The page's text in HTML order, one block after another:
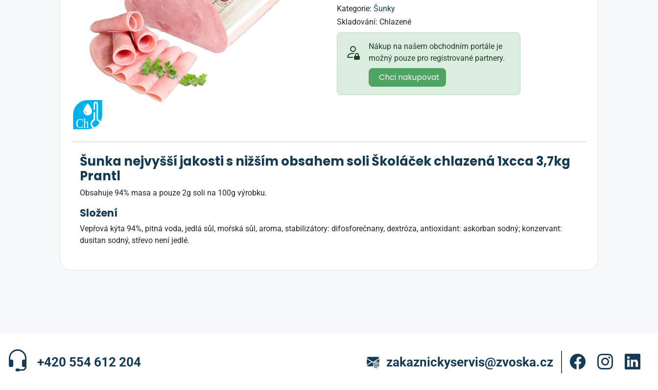
Kategorie: Šunky
Skladování: Chlazené
Nákup na našem obchodním portále je
možný pouze pro registrované partnery.
Chci nakupovat
Šunka nejvyšší jakosti s nižším obsahem soli Školáček chlazená 1xcca 3,7kg
Prantl
Obsahuje 94% masa a pouze 2g soli na 100g výrobku.
Složení
Vepřová kýta 94%, pitná voda, jedlá sůl, mořská sůl, aroma, stabilizátory: difosforečnany, dextróza, antioxidant: askorban sodný; konzervant:
dusitan sodný, střevo není jedlé.
+420 554 612 204 zakaznickyservis@zvoska.cz